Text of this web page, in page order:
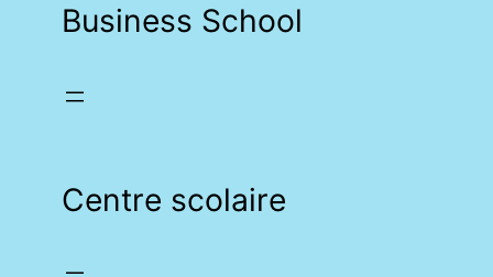
Business School
Centre scolaire